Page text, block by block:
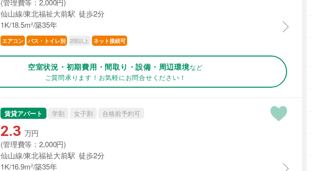
仙山線/東北福祉大前駅 徒歩2分
1K/18.5m²/築35年
エアコン バス・トイレ別 2階以上 ネット接続可
空室状況・初期費用・間取り・設備・周辺環境など
ご質問承ります！お気軽にお問合せください！
賃貸アパート 学割 女子割 合格前予約可
2.3 万円
(管理費等：2,000円)
仙山線/東北福祉大前駅 徒歩2分
1K/16.9m²/築35年